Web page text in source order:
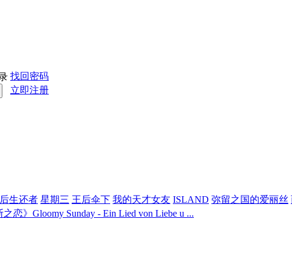
找回密码
立即注册
生还者 星期三 王后伞下 我的天才女友 ISLAND 弥留之国的爱丽丝
之恋》Gloomy Sunday - Ein Lied von Liebe u ...